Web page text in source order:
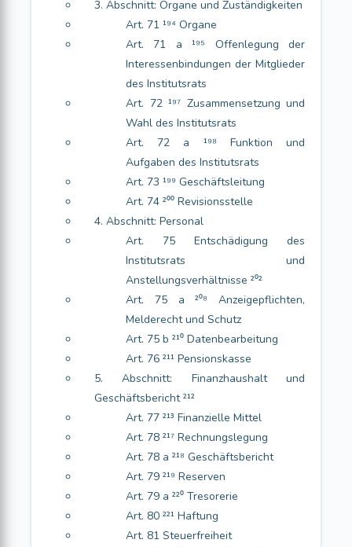
3. Abschnitt: Organe und Zuständigkeiten
Art. 71 ¹⁹⁴ Organe
Art. 71 a ¹⁹⁵ Offenlegung der
Interessenbindungen der Mitglieder
des Institutsrats
Art. 72 ¹⁹⁷ Zusammensetzung und
Wahl des Institutsrats
Art. 72 a ¹⁹⁸ Funktion und
Aufgaben des Institutsrats
Art. 73 ¹⁹⁹ Geschäftsleitung
Art. 74 ²⁰⁰ Revisionsstelle
4. Abschnitt: Personal
Art. 75 Entschädigung des
Institutsrats und
Anstellungsverhältnisse ²⁰²
Art. 75 a ²⁰⁸ Anzeigepflichten,
Melderecht und Schutz
Art. 75 b ²¹⁰ Datenbearbeitung
Art. 76 ²¹¹ Pensionskasse
5. Abschnitt: Finanzhaushalt und
Geschäftsbericht ²¹²
Art. 77 ²¹³ Finanzielle Mittel
Art. 78 ²¹⁷ Rechnungslegung
Art. 78 a ²¹⁸ Geschäftsbericht
Art. 79 ²¹⁹ Reserven
Art. 79 a ²²⁰ Tresorerie
Art. 80 ²²¹ Haftung
Art. 81 Steuerfreiheit